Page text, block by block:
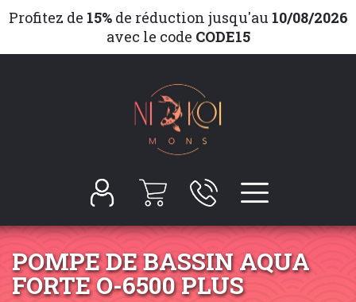
Profitez de 15%de réduction jusqu'au 10/08/2026
avec le code CODE15
POMPE DE BASSIN AQUA
FORTE O-6500 PLUS